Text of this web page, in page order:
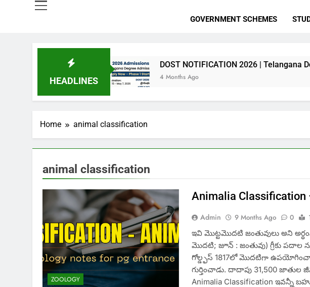
GOVERNMENT SCHEMES
HEADLINES
DOST NOTIFICATION 2026 | Telangana Degree
4 Months Ago
Home animal classification
animal classification
ZOOLOGY
Animalia
Admin 9 Months Ago 0
ఇవి మొట్టమొదటి జంతువులు అని
మొదటి; జూన్ : జంతువు) గ్రీకు
గోల్డ్ఫస్ 1817లో మొదటిగా
గుర్తించాడు. దాదాపు 31,500 జాతుల
Animalia Classification ఇవన్నీ